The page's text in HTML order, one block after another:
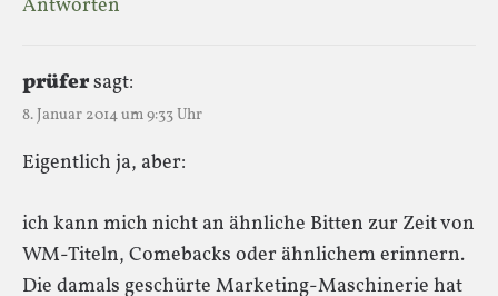
Antworten
prüfersagt:
8. Januar 2014 um 9:33 Uhr
Eigentlich ja, aber:
ich kann mich nicht an ähnliche Bitten zur Zeit von
WM-Titeln, Comebacks oder ähnlichem erinnern.
Die damals geschürte Marketing-Maschinerie hat